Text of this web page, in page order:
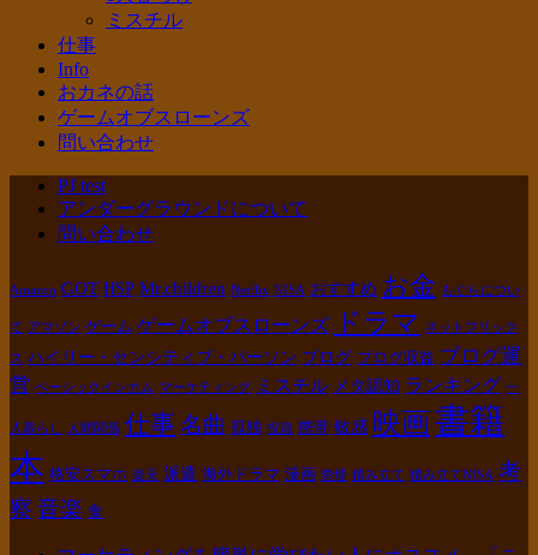
ミスチル
仕事
Info
おカネの話
ゲームオブスローンズ
問い合わせ
PJ test
アンダーグラウンドについて
問い合わせ
Amazon GOT HSP Mr.children Netflix NISA おすすめ お金 もぐらについ
て アマゾン ゲーム ゲームオブスローンズ ドラマ ネットフリック
ス ハイリー・センシティブ・パーソン ブログ ブログ収益 ブログ運
営 ベーシックインカム マーケティング ミスチル メタ認知 ランキング 一
人暮らし 人間関係 仕事 名曲 孤独 投資 携帯 敏感 映画書籍
本 格安スマホ 楽天 派遣 海外ドラマ 漫画 禁煙 積み立て 積み立てNISA 考
察 音楽 食